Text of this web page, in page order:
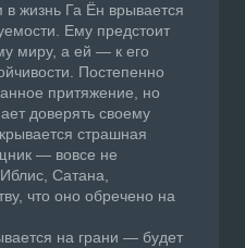
жизнь Га Ён врывается
Ему предстоит
миру, а ей — к его
Постепенно
притяжение, но
доверять своему
страшная
— вовсе не
Сатана,
что оно обречено на
на грани — будет